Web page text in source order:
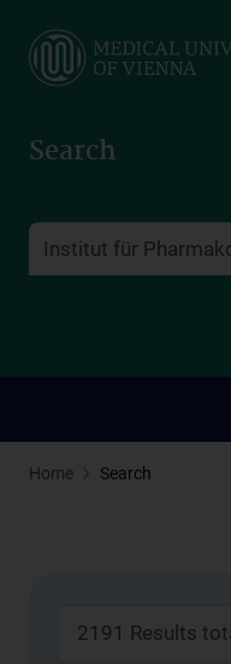
main
Search
Home Search
2191 Results